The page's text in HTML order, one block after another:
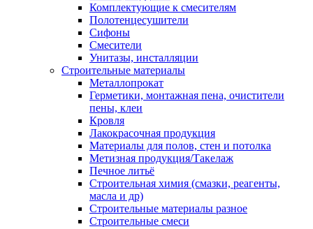
Комплектующие к смесителям
Полотенцесушители
Сифоны
Смесители
Унитазы, инсталляции
Строительные материалы
Металлопрокат
Герметики, монтажная пена, очистители
пены, клеи
Кровля
Лакокрасочная продукция
Материалы для полов, стен и потолка
Метизная продукция/Такелаж
Печное литьё
Строительная химия (смазки, реагенты,
масла и др)
Строительные материалы разное
Строительные смеси